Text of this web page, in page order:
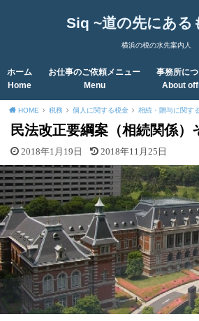
Siq ~道の先にある
横浜の税の水先案内人
ホーム
Home
お仕事のご依頼メニュー
Menu
事務所に
About
HOME 税務 個人に関する税金 相続・贈与に関す
民法改正要綱案（相続関係）
2018年1月19日 2018年11月25日